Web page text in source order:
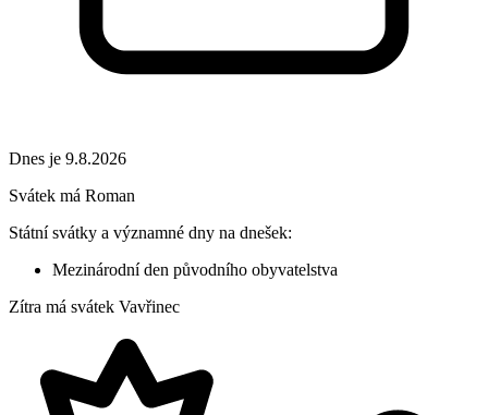
Dnes je 9.8.2026
Svátek má Roman
Státní svátky a významné dny na dnešek:
Mezinárodní den původního obyvatelstva
Zítra má svátek Vavřinec